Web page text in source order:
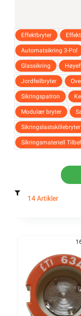
Effektbryter
Automatsikring 3-Pol
Glassikring
Jordfeilbryter
Sikringspatron
Modulær bryter
Sikringslastskillebryter
Sikringsmateriell
14 Artikler